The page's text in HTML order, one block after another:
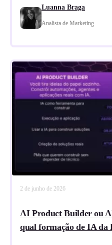
Luanna Braga
Analista de Marketing
2 de junho de 2026
AI Product Builder ou
qual formação de IA da